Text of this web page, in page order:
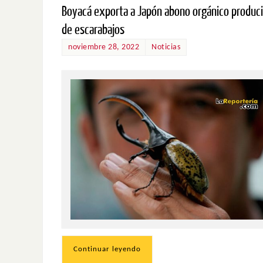
Boyacá exporta a Japón abono orgánico
de escarabajos
noviembre 28, 2022 Noticias
Continuar leyendo